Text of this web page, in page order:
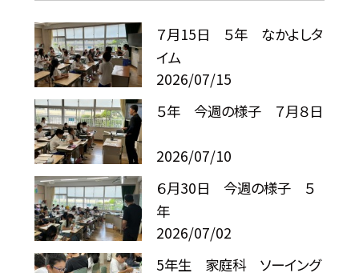
７月15日 ５年 なかよしタ
イム
2026/07/15
５年 今週の様子 ７月８日
2026/07/10
６月30日 今週の様子 ５
年
2026/07/02
5年生 家庭科 ソーイング